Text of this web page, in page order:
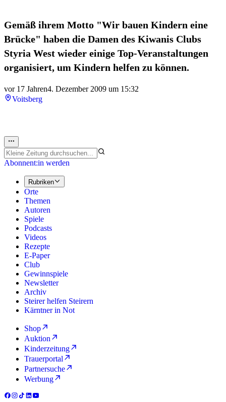
Gemäß ihrem Motto "Wir bauen Kindern eine
Brücke" haben die Damen des Kiwanis Clubs
Styria West wieder einige Top-Veranstaltungen
organisiert, um Kindern helfen zu können.
vor 17 Jahren4. Dezember 2009 um 15:32
Voitsberg
Abonnent:in werden
Rubriken
Orte
Themen
Autoren
Spiele
Podcasts
Videos
Rezepte
E-Paper
Club
Gewinnspiele
Newsletter
Archiv
Steirer helfen Steirern
Kärntner in Not
Shop
Auktion
Kinderzeitung
Trauerportal
Partnersuche
Werbung